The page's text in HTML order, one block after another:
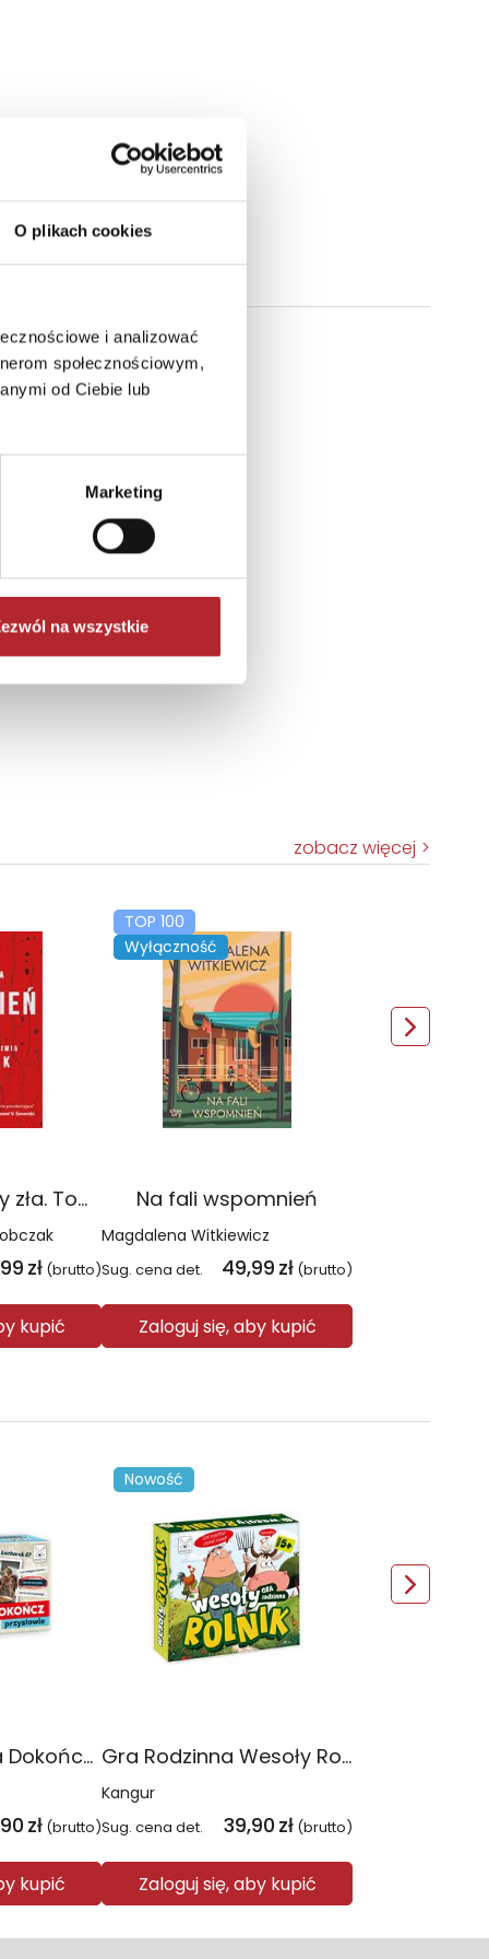
O plikach cookies
i analizować
społecznościowym,
od Ciebie lub
Marketing
na wszystkie
zobacz więcej
Czerwień. Kolory zła. Tom 1 wyd. 2025
zł (brutto)
kupić
TOP 100
Wyłączność
Na fali wspomnień
Magdalena Witkiewicz
Sug. cena det. 49,99 zł (brutto)
Zaloguj się, aby kupić
Gra dla Seniora Dokończ przysłowie
zł (brutto)
kupić
Nowość
Gra Rodzinna Wesoły Rolnik
Kangur
Sug. cena det. 39,90 zł (brutto)
Zaloguj się, aby kupić